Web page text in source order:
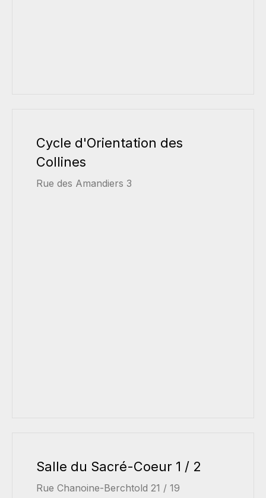
Cycle d'Orientation des
Collines
Rue des Amandiers 3
Salle du Sacré-Coeur 1 / 2
Rue Chanoine-Berchtold 21 / 19